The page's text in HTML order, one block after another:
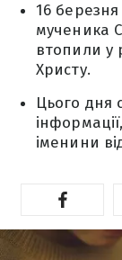
16
мученика
втопили у
Христу.
Цього дня
іменини